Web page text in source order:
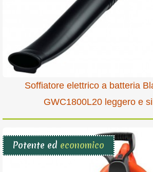
Soffiatore elettrico a batteria
GWC1800L20 leggero e
Potente ed economico